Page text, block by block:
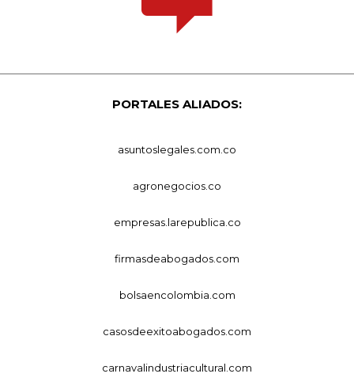
PORTALES ALIADOS:
asuntoslegales.com.co
agronegocios.co
empresas.larepublica.co
firmasdeabogados.com
bolsaencolombia.com
casosdeexitoabogados.com
carnavalindustriacultural.com